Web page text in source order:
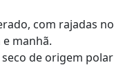
com rajadas no
manhã.
de origem polar